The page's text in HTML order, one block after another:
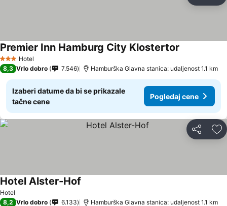
3 Zvezdice
Hotel
Premier Inn Hamburg City Klostertor
8,3 Vrlo dobro 7.546 Hamburška Glavna stanica: udaljenost 1.1 km
Izaberi datume da bi se prikazale
tačne cene
Pogledaj cene
Deli
Hotel
Hotel Alster-Hof
8,2 Vrlo dobro 6.133 Hamburška Glavna stanica: udaljenost 1.1 km